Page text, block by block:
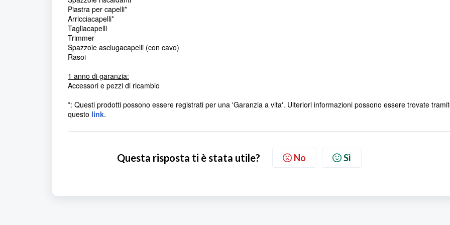
Piastra per capelli*
Arricciacapelli*
Tagliacapelli
Trimmer
Spazzole asciugacapelli (con cavo)
Rasoi
1 anno di garanzia:
Accessori e pezzi di ricambio
*: Questi prodotti possono essere registrati per una 'Garanzia a vita'. Ulteriori informazioni possono essere trovate
questo link.
Questa risposta ti è stata utile? No Sì